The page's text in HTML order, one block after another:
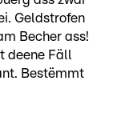
Geldstrofen
Becher ass!
deene Fäll
Bestëmmt